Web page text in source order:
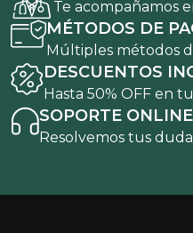
Te acompañamos
MÉTODOS DE
Múltiples métodos
DESCUENTOS
Hasta 50% OFF en
SOPORTE ONLINE
Resolvemos tus